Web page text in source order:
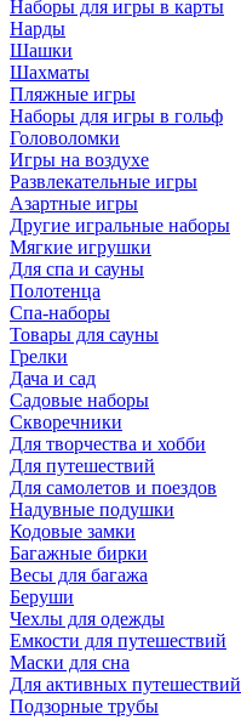
Наборы для игры в карты
Нарды
Шашки
Шахматы
Пляжные игры
Наборы для игры в гольф
Головоломки
Игры на воздухе
Развлекательные игры
Азартные игры
Другие игральные наборы
Мягкие игрушки
Для спа и сауны
Полотенца
Спа-наборы
Товары для сауны
Грелки
Дача и сад
Садовые наборы
Скворечники
Для творчества и хобби
Для путешествий
Для самолетов и поездов
Надувные подушки
Кодовые замки
Багажные бирки
Весы для багажа
Беруши
Чехлы для одежды
Емкости для путешествий
Маски для сна
Для активных путешествий
Подзорные трубы